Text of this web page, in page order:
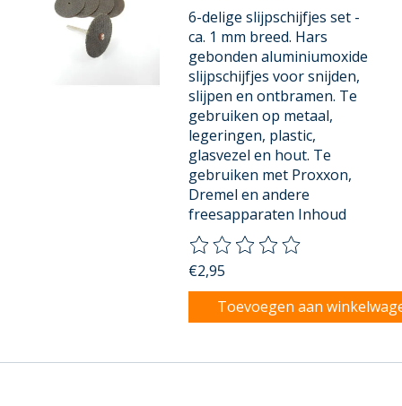
6-delige slijpschijfjes set -
ca. 1 mm breed. Hars
gebonden aluminiumoxide
slijpschijfjes voor snijden,
slijpen en ontbramen. Te
gebruiken op metaal,
legeringen, plastic,
glasvezel en hout. Te
gebruiken met Proxxon,
Dremel en andere
freesapparaten Inhoud
De beoordeling van dit
€2,95
Toevoegen aan